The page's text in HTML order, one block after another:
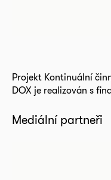
Projekt Kontinuální
DOX je realizován s
Mediální partneři